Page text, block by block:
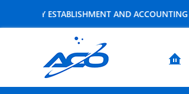
ESTABLISHMENT AND ACCOUNTING SERVICES